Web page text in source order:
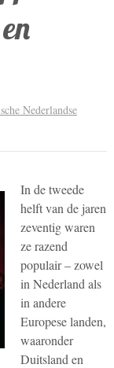
Nederlandse
In de tweede
helft van de jaren
zeventig waren
ze razend
populair – zowel
in Nederland als
in andere
Europese landen,
waaronder
Duitsland en